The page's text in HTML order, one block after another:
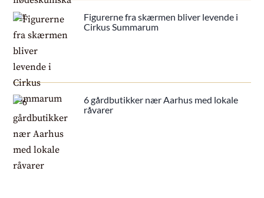
Figurerne fra skærmen bliver levende i
Cirkus Summarum
6 gårdbutikker nær Aarhus med lokale
råvarer